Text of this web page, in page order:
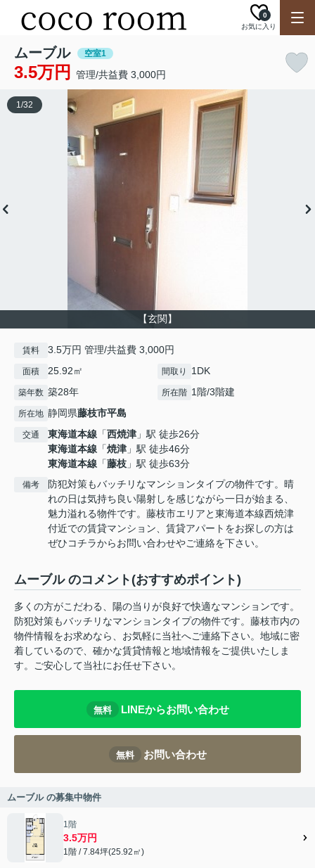
お気に入り
0
ムーブル 空室1
3.5万円 管理/共益費 3,000円
【玄関】
1/32
賃料 3.5万円 管理/共益費 3,000円
面積 25.92㎡ 間取り 1DK
築年数 築28年 所在階 1階/3階建
所在地 静岡県藤枝市平島
交通 東海道本線 「西焼津 」駅 徒歩26分
東海道本線 「焼津 」駅 徒歩46分
東海道本線 「藤枝 」駅 徒歩63分
備考
防犯対策もバッチリなマンションタイプの物件です。晴
れの日は気持ち良い陽射しを感じながら一日が始まる、
魅力溢れる物件です。藤枝市エリアと東海道本線西焼津
付近での賃貸マンション、賃貸アパートをお探しの方は
ぜひコチラからお問い合わせやご連絡を下さい。
ムーブル のコメント(おすすめポイント)
多くの方がこだわる、陽の当りが良好で快適なマンションです。
防犯対策もバッチリなマンションタイプの物件です。藤枝市内の
物件情報をお求めなら、お気軽に当社へご連絡下さい。地域に密
着しているので、確かな賃貸情報と地域情報をご提供いたしま
す。ご安心して当社にお任せ下さい。
無料 LINEからお問い合わせ
無料 お問い合わせ
ムーブル の募集中物件
1階
3.5万円
1階 / 7.84坪(25.92㎡)